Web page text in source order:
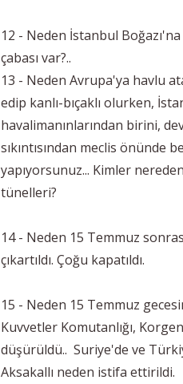
12 - Neden İstanbul
çabası var?..
13 - Neden Avrupa'ya havlu
edip kanlı-bıçaklı olurken,
havalimanınlarından birini,
sıkıntısından meclis önünde
yapıyorsunuz... Kimler
tünelleri?
14 - Neden 15 Temmuz
çıkartıldı. Çoğu kapatıldı.
15 - Neden 15 Temmuz
Kuvvetler Komutanlığı,
düşürüldü.. Suriye'de ve
Aksakallı neden istifa ettirildi.